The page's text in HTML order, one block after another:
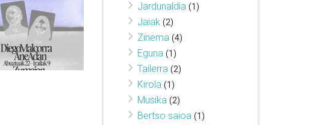
Jardunaldia (1)
Jaiak (2)
Zinema (4)
Eguna (1)
Tailerra (2)
Kirola (1)
Musika (2)
Bertso saioa (1)